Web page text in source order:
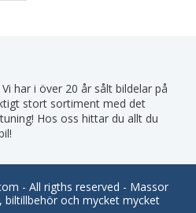
har i över 20 år sålt bildelar på
stort sortiment med det
Hos oss hittar du allt du
- All rigths reserved - Massor
biltillbehör och mycket mycket